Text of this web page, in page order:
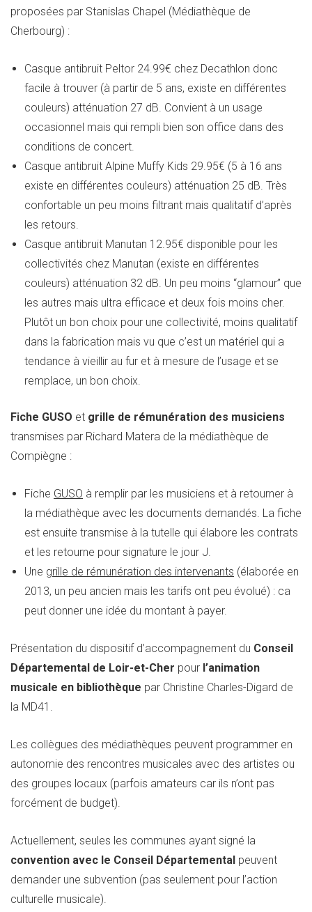
proposées par Stanislas Chapel (Médiathèque de
Cherbourg) :
Casque antibruit Peltor 24.99€ chez Decathlon donc
facile à trouver (à partir de 5 ans, existe en différentes
couleurs) atténuation 27 dB. Convient à un usage
occasionnel mais qui rempli bien son office dans des
conditions de concert.
Casque antibruit Alpine Muffy Kids 29.95€ (5 à 16 ans
existe en différentes couleurs) atténuation 25 dB. Très
confortable un peu moins filtrant mais qualitatif d’après
les retours.
Casque antibruit Manutan 12.95€ disponible pour les
collectivités chez Manutan (existe en différentes
couleurs) atténuation 32 dB. Un peu moins “glamour” que
les autres mais ultra efficace et deux fois moins cher.
Plutôt un bon choix pour une collectivité, moins qualitatif
dans la fabrication mais vu que c’est un matériel qui a
tendance à vieillir au fur et à mesure de l’usage et se
remplace, un bon choix.
Fiche GUSO et grille de rémunération des musiciens
transmises par Richard Matera de la médiathèque de
Compiègne :
Fiche GUSO à remplir par les musiciens et à retourner à
la médiathèque avec les documents demandés. La fiche
est ensuite transmise à la tutelle qui élabore les contrats
et les retourne pour signature le jour J.
Une grille de rémunération des intervenants (élaborée en
2013, un peu ancien mais les tarifs ont peu évolué) : ca
peut donner une idée du montant à payer.
Présentation du dispositif d’accompagnement du Conseil
Départemental de Loir-et-Cher pour l’animation
musicale en bibliothèque par Christine Charles-Digard de
la MD41.
Les collègues des médiathèques peuvent programmer en
autonomie des rencontres musicales avec des artistes ou
des groupes locaux (parfois amateurs car ils n’ont pas
forcément de budget).
Actuellement, seules les communes ayant signé la
convention avec le Conseil Départemental peuvent
demander une subvention (pas seulement pour l’action
culturelle musicale).